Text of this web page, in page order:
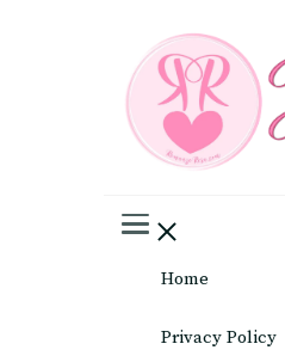
Home
Privacy Policy